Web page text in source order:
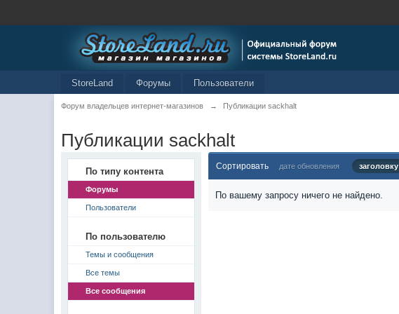
StoreLand Форумы Пользователи
Форум владельцев интернет-магазинов → Публикации sackhalt
Публикации sackhalt
По типу контента
Форумы
Пользователи
По пользователю
Темы и сообщения
Все темы
Все сообщения
Сортировать дате обновления заголовку
По вашему запросу ничего не найдено.